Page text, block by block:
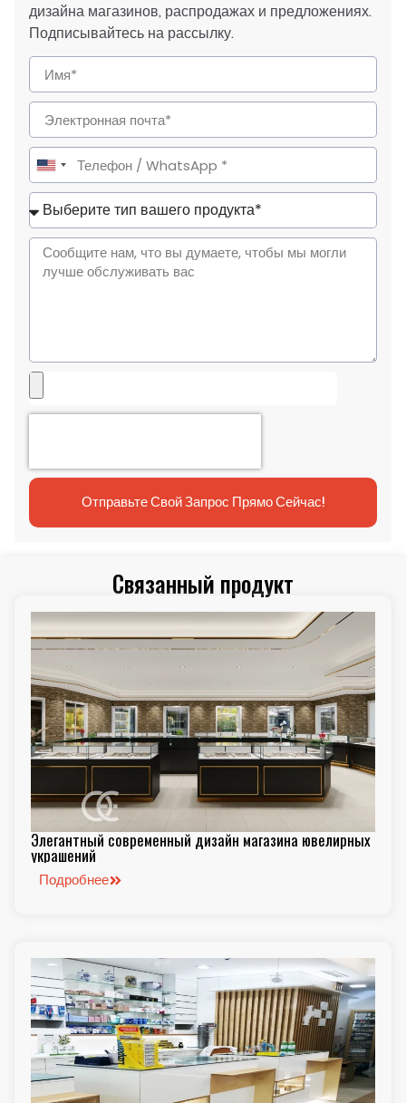
дизайна магазинов, распродажах и предложениях.
Подписывайтесь на рассылку.
United
States
+1
Отправьте Свой Запрос Прямо Сейчас!
Связанный продукт
Элегантный современный дизайн магазина ювелирных
украшений
Подробнее